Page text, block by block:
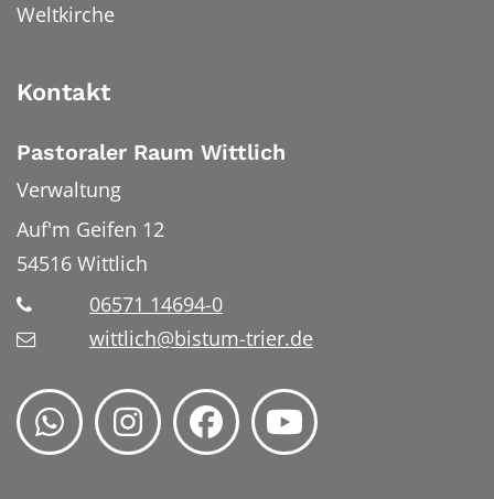
Weltkirche
Kontakt
Pastoraler Raum Wittlich
Verwaltung
Auf'm Geifen 12
54516 Wittlich
06571 14694-0
wittlich@bistum-trier.de